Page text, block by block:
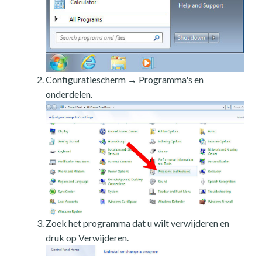
Configuratiescherm → Programma's en
onderdelen.
Zoek het programma dat u wilt verwijderen en
druk op Verwijderen.